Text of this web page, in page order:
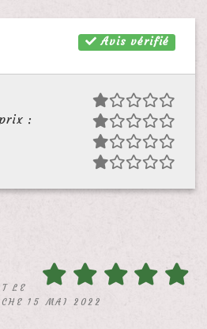
Avis vérifié
:
LE
15 MAI 2022